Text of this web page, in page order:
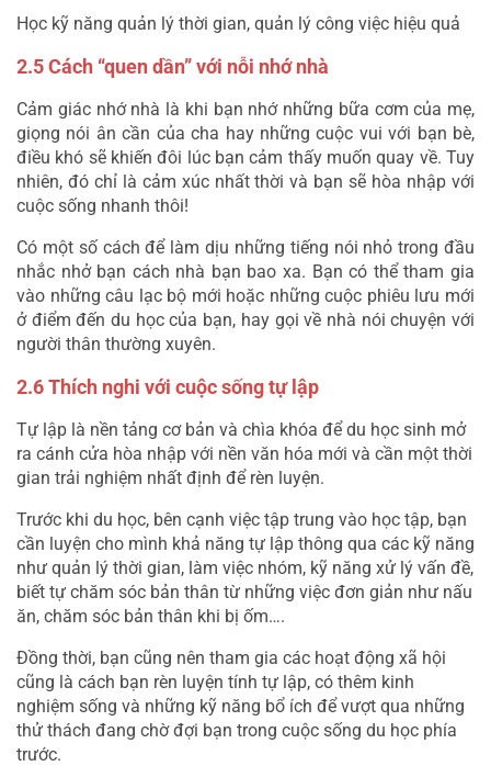
Học kỹ năng quản lý thời gian, quản lý công việc hiệu quả
2.5 Cách “quen dần” với nỗi nhớ nhà
Cảm giác nhớ nhà là khi bạn nhớ những bữa cơm của mẹ,
giọng nói ân cần của cha hay những cuộc vui với bạn bè,
điều khó sẽ khiến đôi lúc bạn cảm thấy muốn quay về. Tuy
nhiên, đó chỉ là cảm xúc nhất thời và bạn sẽ hòa nhập với
cuộc sống nhanh thôi!
Có một số cách để làm dịu những tiếng nói nhỏ trong đầu
nhắc nhở bạn cách nhà bạn bao xa. Bạn có thể tham gia
vào những câu lạc bộ mới hoặc những cuộc phiêu lưu mới
ở điểm đến du học của bạn, hay gọi về nhà nói chuyện với
người thân thường xuyên.
2.6 Thích nghi với cuộc sống tự lập
Tự lập là nền tảng cơ bản và chìa khóa để du học sinh mở
ra cánh cửa hòa nhập với nền văn hóa mới và cần một thời
gian trải nghiệm nhất định để rèn luyện.
Trước khi du học, bên cạnh việc tập trung vào học tập, bạn
cần luyện cho mình khả năng tự lập thông qua các kỹ năng
như quản lý thời gian, làm việc nhóm, kỹ năng xử lý vấn đề,
biết tự chăm sóc bản thân từ những việc đơn giản như nấu
ăn, chăm sóc bản thân khi bị ốm….
Đồng thời, bạn cũng nên tham gia các hoạt động xã hội
cũng là cách bạn rèn luyện tính tự lập, có thêm kinh
nghiệm sống và những kỹ năng bổ ích để vượt qua những
thử thách đang chờ đợi bạn trong cuộc sống du học phía
trước.